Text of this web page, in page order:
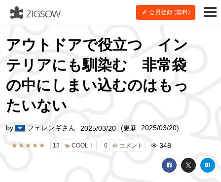
会員登録 (無料)
アウトドアで役立つ イン
テリアにも馴染む 非常袋
の中にしまい込むのはもっ
たいない
13 COOL！ 0 コメント 348
by フェレンギさん 2025/03/20 (更新: 2025/03/20)